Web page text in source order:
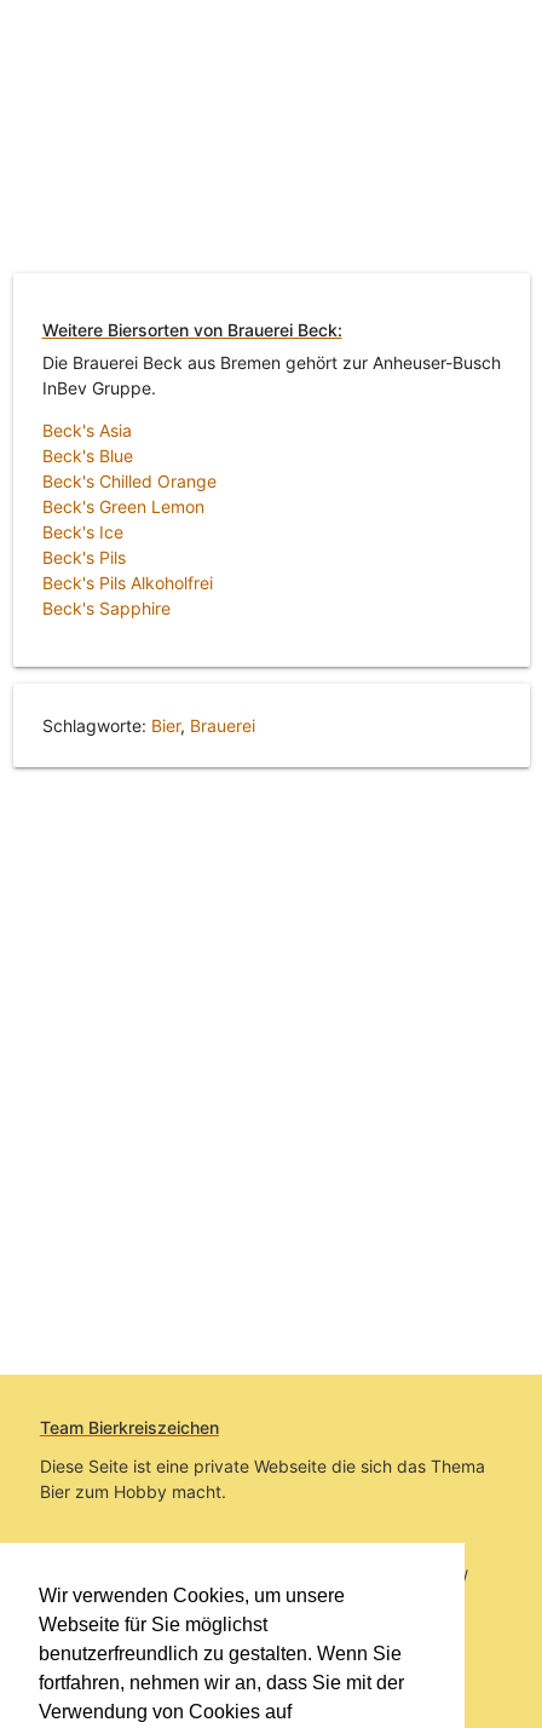
Wir verwenden Cookies, um unsere
Webseite für Sie möglichst
benutzerfreundlich zu gestalten. Wenn Sie
fortfahren, nehmen wir an, dass Sie mit der
Verwendung von Cookies auf
Weitere Biersorten von Brauerei Beck:
Die Brauerei Beck aus Bremen gehört zur Anheuser-Busch
InBev Gruppe.
Beck's Asia
Beck's Blue
Beck's Chilled Orange
Beck's Green Lemon
Beck's Ice
Beck's Pils
Beck's Pils Alkoholfrei
Beck's Sapphire
Schlagworte: Bier, Brauerei
Team Bierkreiszeichen
Diese Seite ist eine private Webseite die sich das Thema
Bier zum Hobby macht.
Sie befinden sich auf https://www.bierkreiszeichen.at/
im Pfad:Übers Bier/Biersorten
Erstellt: 2012-04-25
Links